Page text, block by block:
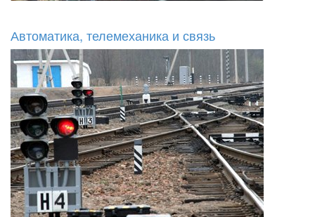
Автоматика, телемеханика и связь